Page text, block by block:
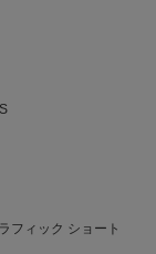
ィック ショート